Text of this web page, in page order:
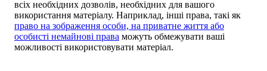
всіх необхідних дозволів, необхідних для вашого
використання матеріалу. Наприклад, інші права, такі як
право на зображення особи, на приватне життя або
особисті немайнові права можуть обмежувати ваші
можливості використовувати матеріал.